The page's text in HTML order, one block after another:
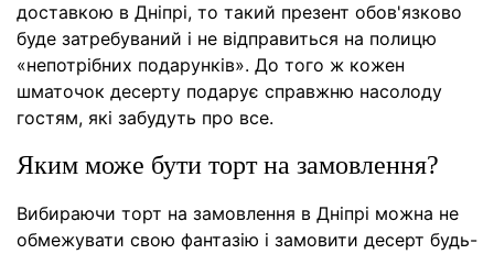
доставкою в Дніпрі, то такий презент обов'язково
буде затребуваний і не відправиться на полицю
«непотрібних подарунків». До того ж кожен
шматочок десерту подарує справжню насолоду
гостям, які забудуть про все.
Яким може бути торт на замовлення?
Вибираючи торт на замовлення в Дніпрі можна не
обмежувати свою фантазію і замовити десерт будь-